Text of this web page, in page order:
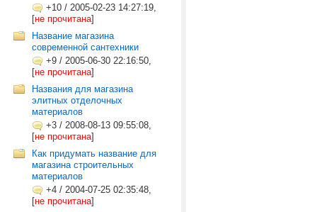
+10 / 2005-02-23 14:27:19,
[не прочитана]
Название магазина
современной сантехники
+9 / 2005-06-30 22:16:50,
[не прочитана]
Названия для магазина
элитных отделочных
материалов
+3 / 2008-08-13 09:55:08,
[не прочитана]
Как придумать название для
магазина строительных
материалов
+4 / 2004-07-25 02:35:48,
[не прочитана]